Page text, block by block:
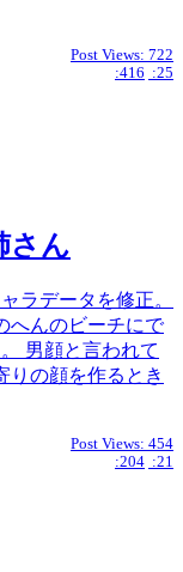
Post Views: 722
:416 :25
さん
ラデータを修正。
へんのビーチにで
男顔と言われて
りの顔を作るとき
Post Views: 454
:204 :21